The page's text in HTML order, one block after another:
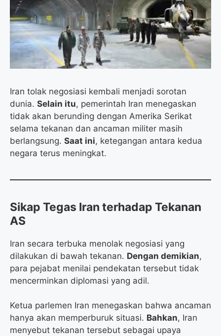
o
o
k
r
r
a
m
A
p
p
Iran tolak negosiasi kembali menjadi sorotan
dunia. Selain itu, pemerintah Iran menegaskan
tidak akan berunding dengan Amerika Serikat
selama tekanan dan ancaman militer masih
berlangsung. Saat ini, ketegangan antara kedua
negara terus meningkat.
Sikap Tegas Iran terhadap Tekanan
AS
Iran secara terbuka menolak negosiasi yang
dilakukan di bawah tekanan. Dengan demikian,
para pejabat menilai pendekatan tersebut tidak
mencerminkan diplomasi yang adil.
Ketua parlemen Iran menegaskan bahwa ancaman
hanya akan memperburuk situasi. Bahkan, Iran
menyebut tekanan tersebut sebagai upaya